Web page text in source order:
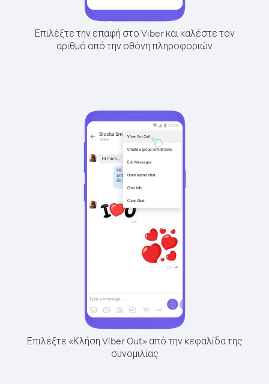
Επιλέξτε την επαφή στο Viber και καλέστε τον
αριθμό από την οθόνη πληροφοριών
Επιλέξτε «Κλήση Viber Out» από την κεφαλίδα της
συνομιλίας